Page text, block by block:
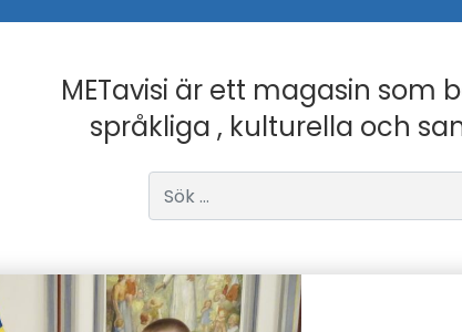
METavisi är ett magasin som
språkliga , kulturella och